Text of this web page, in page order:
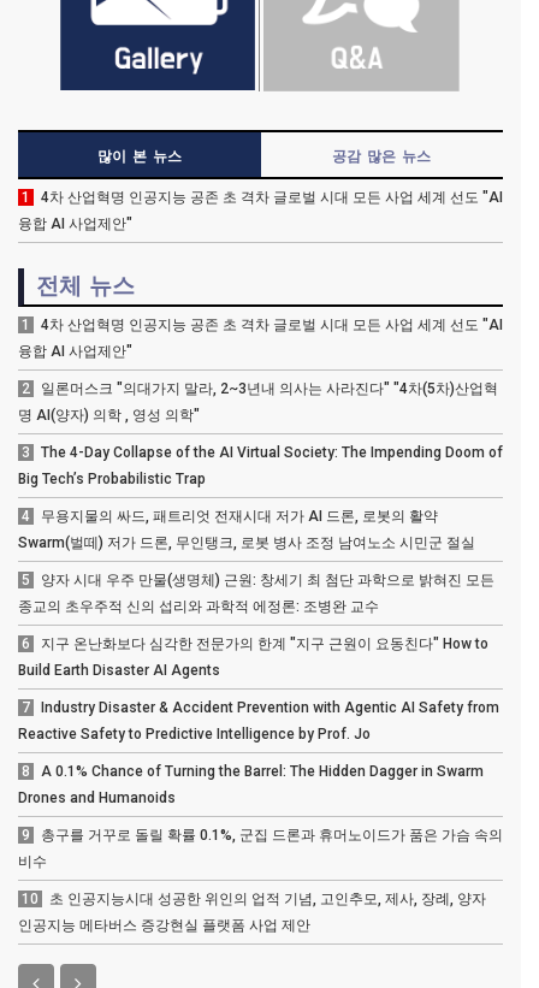
많이 본 뉴스 공감 많은 뉴스
1
4차 산업혁명 인공지능 공존 초 격차 글로벌 시대 모든 사업 세계 선도 "AI
융합 AI 사업제안"
전체 뉴스
1
4차 산업혁명 인공지능 공존 초 격차 글로벌 시대 모든 사업 세계 선도 "AI
융합 AI 사업제안"
2
일론머스크 "의대가지 말라, 2~3년내 의사는 사라진다" "4차(5차)산업혁
명 AI(양자) 의학 , 영성 의학"
3
The 4-Day Collapse of the AI Virtual Society: The Impending Doom of
Big Tech’s Probabilistic Trap
4
무용지물의 싸드, 패트리엇 전재시대 저가 AI 드론, 로봇의 활약
Swarm(벌떼) 저가 드론, 무인탱크, 로봇 병사 조정 남여노소 시민군 절실
5
양자 시대 우주 만물(생명체) 근원: 창세기 최 첨단 과학으로 밝혀진 모든
종교의 초우주적 신의 섭리와 과학적 에정론: 조병완 교수
6
지구 온난화보다 심각한 전문가의 한계 "지구 근원이 요동친다" How to
Build Earth Disaster AI Agents
7
Industry Disaster & Accident Prevention with Agentic AI Safety from
Reactive Safety to Predictive Intelligence by Prof. Jo
8
A 0.1% Chance of Turning the Barrel: The Hidden Dagger in Swarm
Drones and Humanoids
9
총구를 거꾸로 돌릴 확률 0.1%, 군집 드론과 휴머노이드가 품은 가슴 속의
비수
10
초 인공지능시대 성공한 위인의 업적 기념, 고인추모, 제사, 장례, 양자
인공지능 메타버스 증강현실 플랫폼 사업 제안